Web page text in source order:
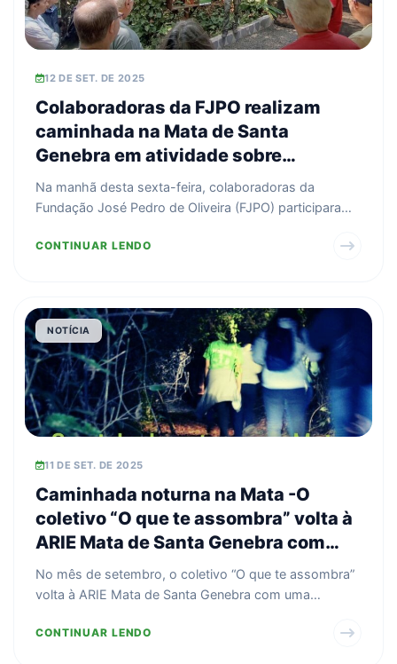
12 DE SET. DE 2025
Colaboradoras da FJPO realizam
caminhada na Mata de Santa
Genebra em atividade sobre
políticas públicas para mulheres
Na manhã desta sexta-feira, colaboradoras da
Fundação José Pedro de Oliveira (FJPO) participaram
CONTINUAR LENDO
NOTÍCIA
11 DE SET. DE 2025
Caminhada noturna na Mata -O
coletivo “O que te assombra” volta à
ARIE Mata de Santa Genebra com
uma atividade especial sobre o
Lobisomem
No mês de setembro, o coletivo “O que te assombra”
volta à ARIE Mata de Santa Genebra com uma
CONTINUAR LENDO